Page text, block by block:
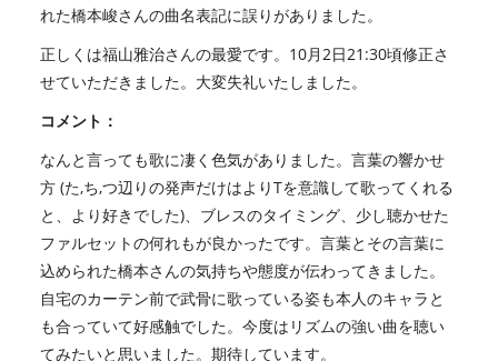
れた橋本峻さんの曲名表記に誤りがありました。
正しくは福山雅治さんの最愛です。10月2日21:30頃修正さ
せていただきました。大変失礼いたしました。
コメント：
なんと言っても歌に凄く色気がありました。言葉の響かせ
方 (た,ち,つ辺りの発声だけはよりTを意識して歌ってくれる
と、より好きでした)、ブレスのタイミング、少し聴かせた
ファルセットの何れもが良かったです。言葉とその言葉に
込められた橋本さんの気持ちや態度が伝わってきました。
自宅のカーテン前で武骨に歌っている姿も本人のキャラと
も合っていて好感触でした。今度はリズムの強い曲を聴い
てみたいと思いました。期待しています。